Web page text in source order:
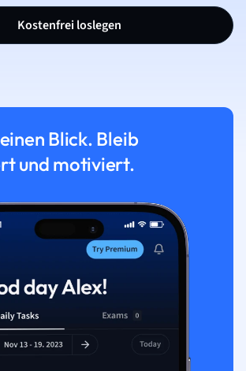
Kostenfrei loslegen
Blick. Bleib
und motiviert.